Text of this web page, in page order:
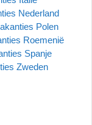
Nederland
Polen
Roemenië
Spanje
Zweden